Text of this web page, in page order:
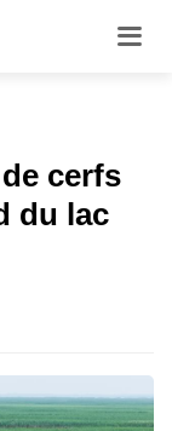
cerfs
du lac